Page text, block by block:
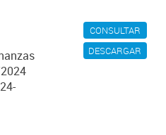
CONSULTAR
DESCARGAR